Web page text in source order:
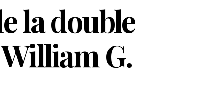
la double
G.